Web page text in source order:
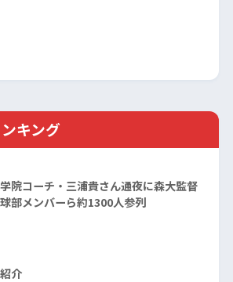
キング
院コーチ・三浦貴さん通夜に森大監督
部メンバーら約1300人参列
介